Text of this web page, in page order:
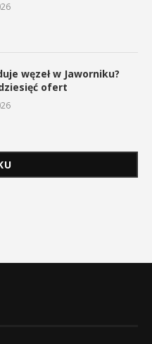
węzeł w Jaworniku?
dziesięć ofert